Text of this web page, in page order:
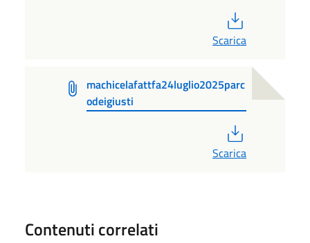
Scarica
machicelafattfa24luglio2025parc
odeigiusti
Scarica
Contenuti correlati